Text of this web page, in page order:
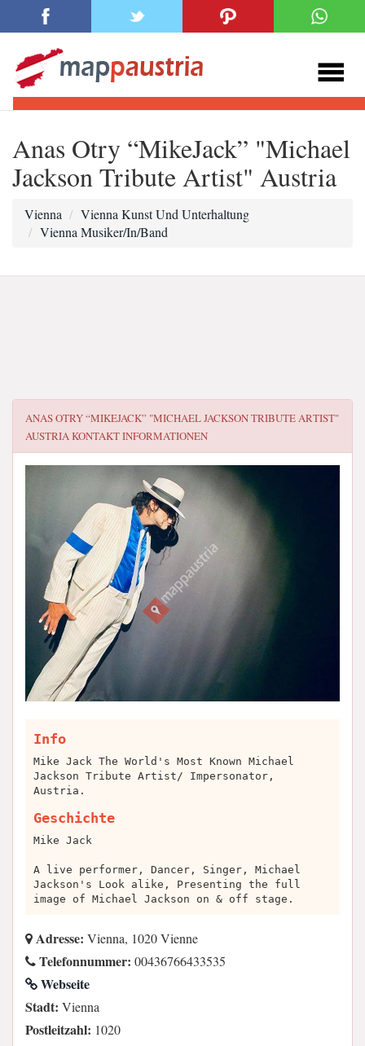
Anas Otry “MikeJack” "Michael
Jackson Tribute Artist" Austria
Vienna
Vienna Kunst Und Unterhaltung
Vienna Musiker/In/Band
ANAS OTRY “MIKEJACK” "MICHAEL JACKSON TRIBUTE ARTIST"
AUSTRIAKONTAKT INFORMATIONEN
Info
Mike Jack The World's Most Known Michael
Jackson Tribute Artist/ Impersonator,
Austria.
Geschichte
Mike Jack
A live performer, Dancer, Singer, Michael
Jackson's Look alike, Presenting the full
image of Michael Jackson on & off stage.
Adresse: Vienna, 1020 Vienne
Telefonnummer: 00436766433535
Webseite
Stadt: Vienna
Postleitzahl: 1020